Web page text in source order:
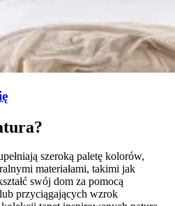
szeroką paletę kolorów,
materiałami, takimi jak
swój dom za pomocą
lub przyciągających wzrok